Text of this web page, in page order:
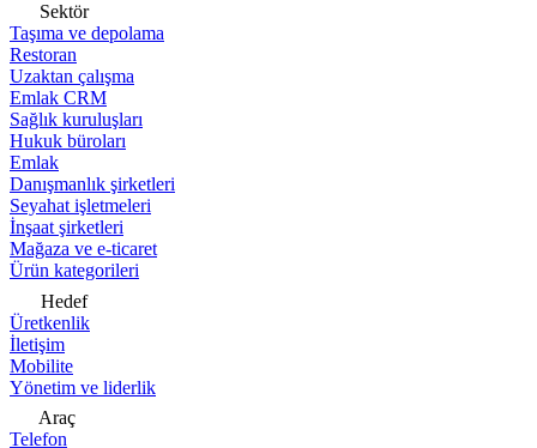
Sektör
Taşıma ve depolama
Restoran
Uzaktan çalışma
Emlak CRM
Sağlık kuruluşları
Hukuk büroları
Emlak
Danışmanlık şirketleri
Seyahat işletmeleri
İnşaat şirketleri
Mağaza ve e-ticaret
Ürün kategorileri
Hedef
Üretkenlik
İletişim
Mobilite
Yönetim ve liderlik
Araç
Telefon